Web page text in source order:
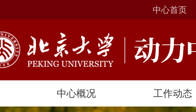
中心首页
中心概况 工作动态